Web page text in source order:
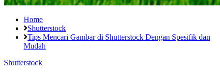
Home
Shutterstock
Tips Mencari Gambar di Shutterstock Dengan Spesifik dan
Mudah
Shutterstock